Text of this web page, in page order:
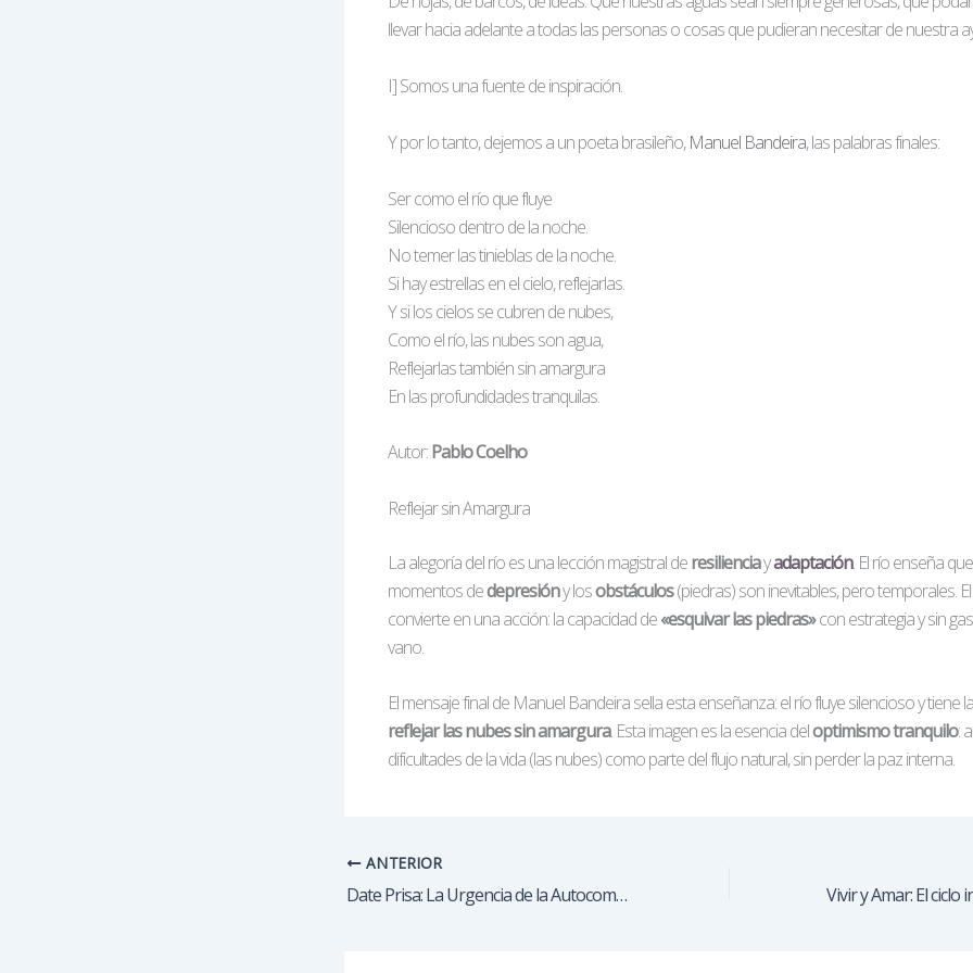
llevar hacia adelante a todas las personas o cosas que pudieran necesitar de nuestra
I] Somos una fuente de inspiración.
Y por lo tanto, dejemos a un poeta brasileño,Manuel Bandeira, las palabras finales:
Ser como el río que fluye
Silencioso dentro de la noche.
No temer las tinieblas de la noche.
Si hay estrellas en el cielo, reflejarlas.
Y si los cielos se cubren de nubes,
Como el río, las nubes son agua,
Reflejarlas también sin amargura
En las profundidades tranquilas.
Autor:Pablo Coelho
Reflejar sin Amargura
La alegoría del río es una lección magistral deresilienciayadaptación. El río enseña
momentos dedepresióny losobstáculos(piedras) son inevitables, pero temporales.
convierte en una acción: la capacidad de«esquivar las piedras»con estrategia y sin
vano.
El mensaje final de Manuel Bandeira sella esta enseñanza: el río fluye silencioso y tiene
reflejar las nubes sin amargura. Esta imagen es la esencia deloptimismo tranquilo:
dificultades de la vida (las nubes) como parte del flujo natural, sin perder la paz interna.
ANTERIOR
Date Prisa: La Urgencia de la Autocompasión (Héctor Saadi)